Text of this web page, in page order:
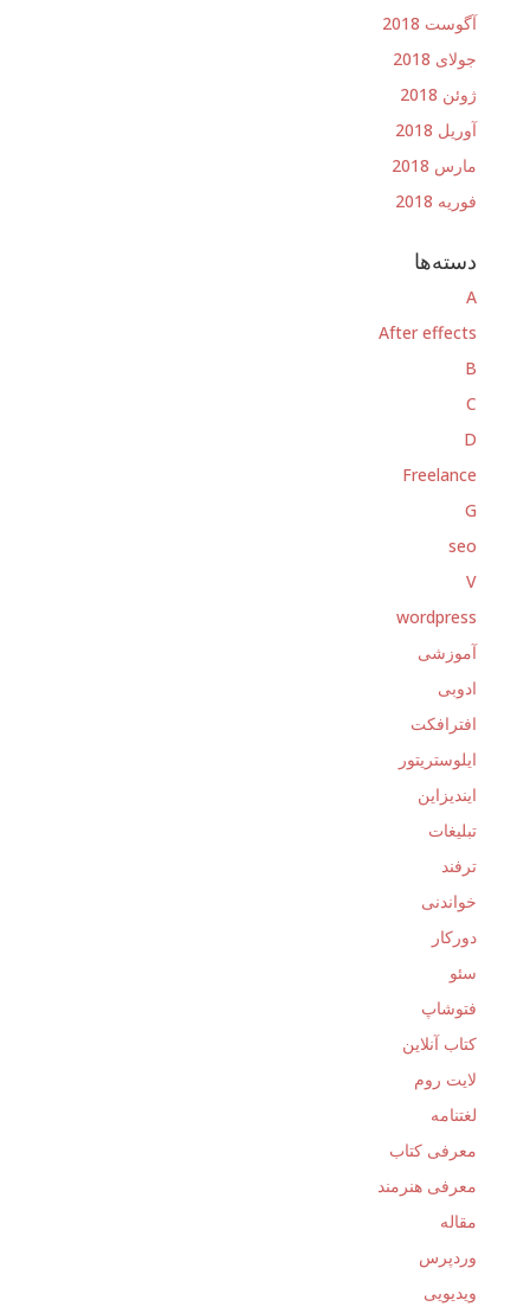
آگوست 2018
جولای 2018
ژوئن 2018
آوریل 2018
مارس 2018
فوریه 2018
دسته‌ها
A
After effects
B
C
D
Freelance
G
seo
V
wordpress
آموزشی
ادوبی
افترافکت
ایلوستریتور
ایندیزاین
تبلیغات
ترفند
خواندنی
دورکار
سئو
فتوشاپ
کتاب آنلاین
لایت روم
لغتنامه
معرفی کتاب
معرفی هنرمند
مقاله
وردپرس
ویدیویی